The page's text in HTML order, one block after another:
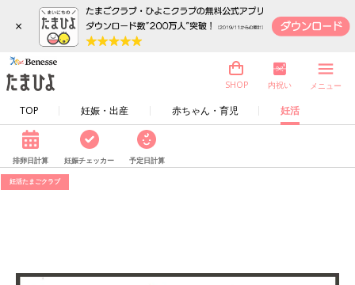
×
TOP 妊娠・出産 赤ちゃん・育児 妊活
SHOP 内祝い メニュー
排卵日計算 妊娠チェッカー 予定日計算
妊活たまごクラブ